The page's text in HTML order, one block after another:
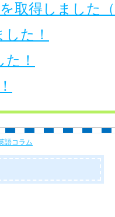
取得しました
た！
！
語コラム